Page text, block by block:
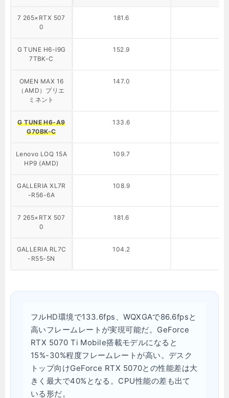
7 265×RTX 507
0
181.6
G TUNE H6-I9G
7TBK-C
152.9
OMEN MAX 16
（AMD）プリエ
ミネント
147.0
G TUNE H6-A9
G70BK-C
133.6
Lenovo LOQ 15A
HP9 (AMD)
109.7
GALLERIA XL7R
-R56-6A
108.9
7 265×RTX 507
0
181.6
GALLERIA RL7C
-R55-5N
104.2
フルHD環境で133.6fps、WQXGAで86.6fpsと
高いフレームレートが実現可能だ。GeForce
RTX 5070 Ti Mobile搭載モデルになると
15%-30%程度フレームレートが高い。デスク
トップ向けGeForce RTX 5070との性能差は大
きく最大で40%となる。CPU性能の差も出て
いる形だ。